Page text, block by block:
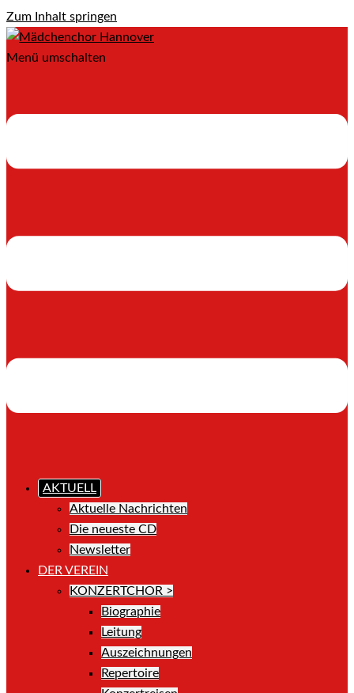
Zum Inhalt springen
Menü umschalten
AKTUELL
Aktuelle Nachrichten
Die neueste CD
Newsletter
DER VEREIN
KONZERTCHOR >
Biographie
Leitung
Auszeichnungen
Repertoire